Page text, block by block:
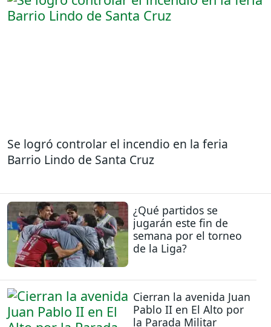
Se logró controlar el incendio en la feria
Barrio Lindo de Santa Cruz
¿Qué partidos se
jugarán este fin de
semana por el torneo
de la Liga?
Cierran la avenida Juan
Pablo II en El Alto por
la Parada Militar